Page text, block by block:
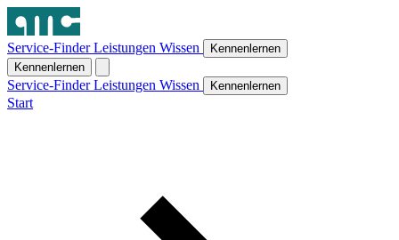
Service-FinderLeistungen Wissen
Kennenlernen
Kennenlernen
Service-FinderLeistungen Wissen Kennenlernen
Start